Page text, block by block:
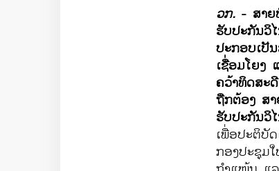
ວກ. - ສາ
ຮັບປະກັນ​ວິ​
ປະກອບ​ເປັ
ເຊື່ອມ​ໂຍງ
ຄວ້າທິດສະ
ຖືກຕ້ອງ ສາ
ຮັບປະກັນ​ວິ​
ເພື່ອປະຕິບັ
ກອງ​ປະຊຸມ​